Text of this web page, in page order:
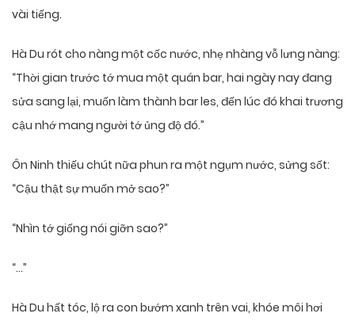
vài tiếng.
Hà Du rót cho nàng một cốc nước, nhẹ nhàng vỗ lưng nàng:
“Thời gian trước tớ mua một quán bar, hai ngày nay đang
sửa sang lại, muốn làm thành bar les, đến lúc đó khai trương
cậu nhớ mang người tớ ủng độ đó.”
Ôn Ninh thiếu chút nữa phun ra một ngụm nước, sửng sốt:
“Cậu thật sự muốn mở sao?”
“Nhìn tớ giống nói giỡn sao?”
“…”
Hà Du hất tóc, lộ ra con bướm xanh trên vai, khóe môi hơi